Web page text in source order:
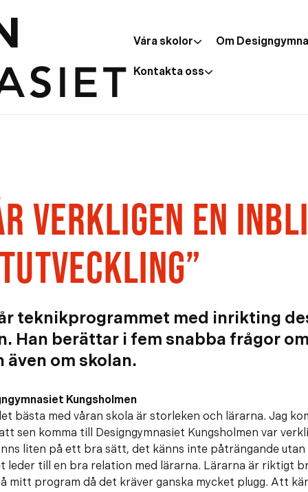
Våra skolor Om
Kontakta oss
VERKLIGEN EN
teknikprogrammet med inrikting
Han berättar i fem snabba frågor
om skolan.
Kungsholmen
bästa med våran skola är storleken och lärarna. Jag
sen komma till Designgymnasiet Kungsholmen var
liten på ett bra sätt, det känns inte påträngande utan
leder till en bra relation med lärarna. Lärarna är riktigt
mitt program då det kräver ganska mycket plugg. Att